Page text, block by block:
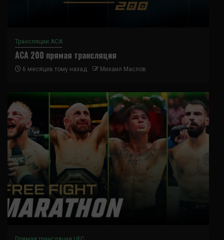
Трансляции ACA
ACA 200 прямая трансляция
6 месяцев тому назад Михаил Маслов